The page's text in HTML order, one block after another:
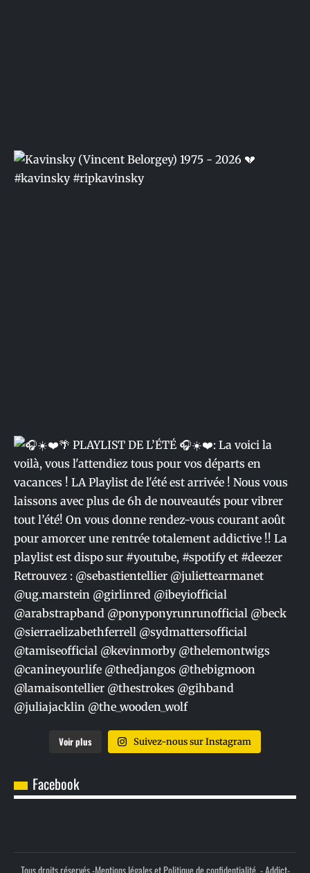
Voir plus Suivez-nous sur Instagram
Facebook
Tous droits réservés -Mentions légales et Politique de confidentialité. - Addict-